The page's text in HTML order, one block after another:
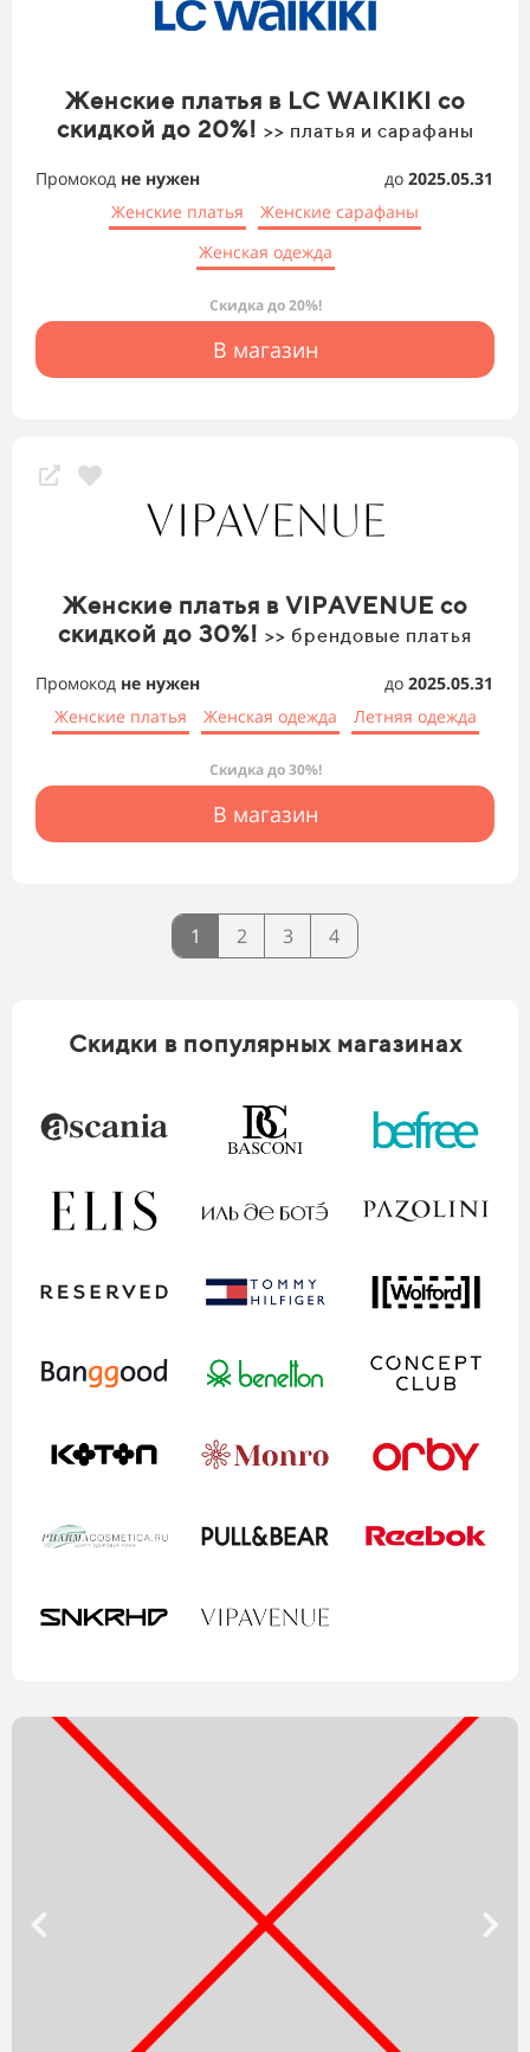
Женские платья в LC WAIKIKI со
скидкой до 20%! >> платья и сарафаны
Промокод не нужен до 2025.05.31
Женские платья
Женские сарафаны
Женская одежда
Скидка до 20%!
В магазин
Женские платья в VIPAVENUE со
скидкой до 30%! >> брендовые платья
Промокод не нужен до 2025.05.31
Женские платья
Женская одежда Летняя одежда
Скидка до 30%!
В магазин
1 2 3 4
Скидки в популярных магазинах